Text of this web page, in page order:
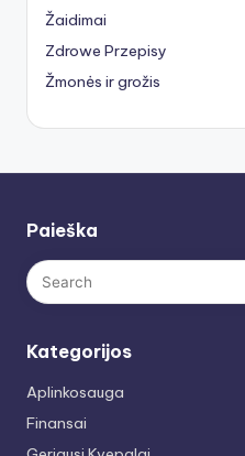
Žaidimai
Zdrowe Przepisy
Žmonės ir grožis
Paieška
Kategorijos
Aplinkosauga
Finansai